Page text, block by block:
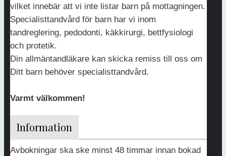
51
51
00
76
info@tandsjostaden.se
vilket innebär att vi inte listar barn på mottagningen.
Specialisttandvård för barn har vi inom
tandreglering, pedodonti, käkkirurgi, bettfysiologi
och protetik.
Din allmäntandläkare kan skicka remiss till oss om
Ditt barn behöver specialisttandvård.
Varmt välkommen!
Information
Avbokningar ska ske minst 48 timmar innan bokad